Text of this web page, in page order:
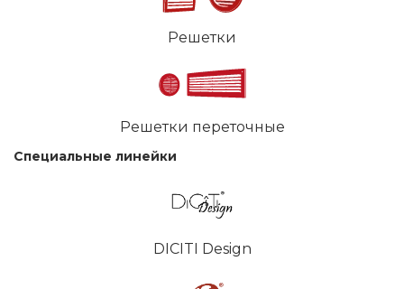
Решетки
Решетки переточные
Специальные линейки
DICITI Design